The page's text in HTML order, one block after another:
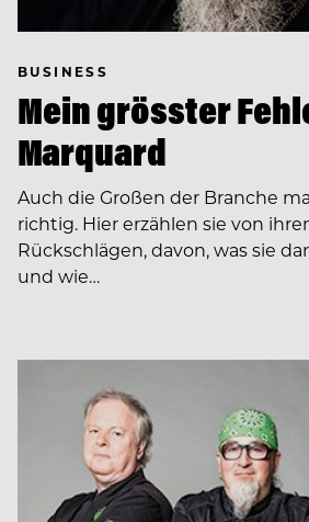
BUSINESS
Mein grösster
Marquard
Auch die Großen der Branche
richtig. Hier erzählen sie von
Rückschlägen, davon, was sie
und wie…